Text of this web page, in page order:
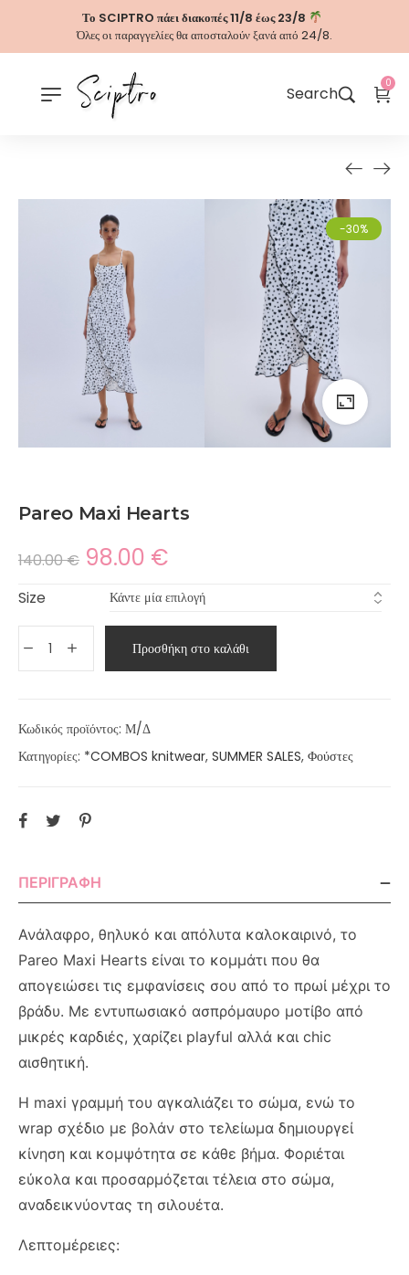
Το SCIPTRO πάει διακοπές 11/8 έως 23/8
Όλες οι παραγγελίες θα αποσταλούν ξανά από 24/8.
Search
0
-30%
Pareo Maxi Hearts
140.00€ 98.00 €
Size
Προσθήκη στο καλάθι
Κωδικός προϊόντος: Μ/Δ
Κατηγορίες: *COMBOS knitwear, SUMMER SALES, Φούστες
ΠΕΡΙΓΡΑΦΉ
Ανάλαφρο, θηλυκό και απόλυτα καλοκαιρινό, το
Pareo Maxi Hearts είναι το κομμάτι που θα
απογειώσει τις εμφανίσεις σου από το πρωί μέχρι το
βράδυ. Με εντυπωσιακό ασπρόμαυρο μοτίβο από
μικρές καρδιές, χαρίζει playful αλλά και chic
αισθητική.
Η maxi γραμμή του αγκαλιάζει το σώμα, ενώ το
wrap σχέδιο με βολάν στο τελείωμα δημιουργεί
κίνηση και κομψότητα σε κάθε βήμα. Φοριέται
εύκολα και προσαρμόζεται τέλεια στο σώμα,
αναδεικνύοντας τη σιλουέτα.
Λεπτομέρειες: